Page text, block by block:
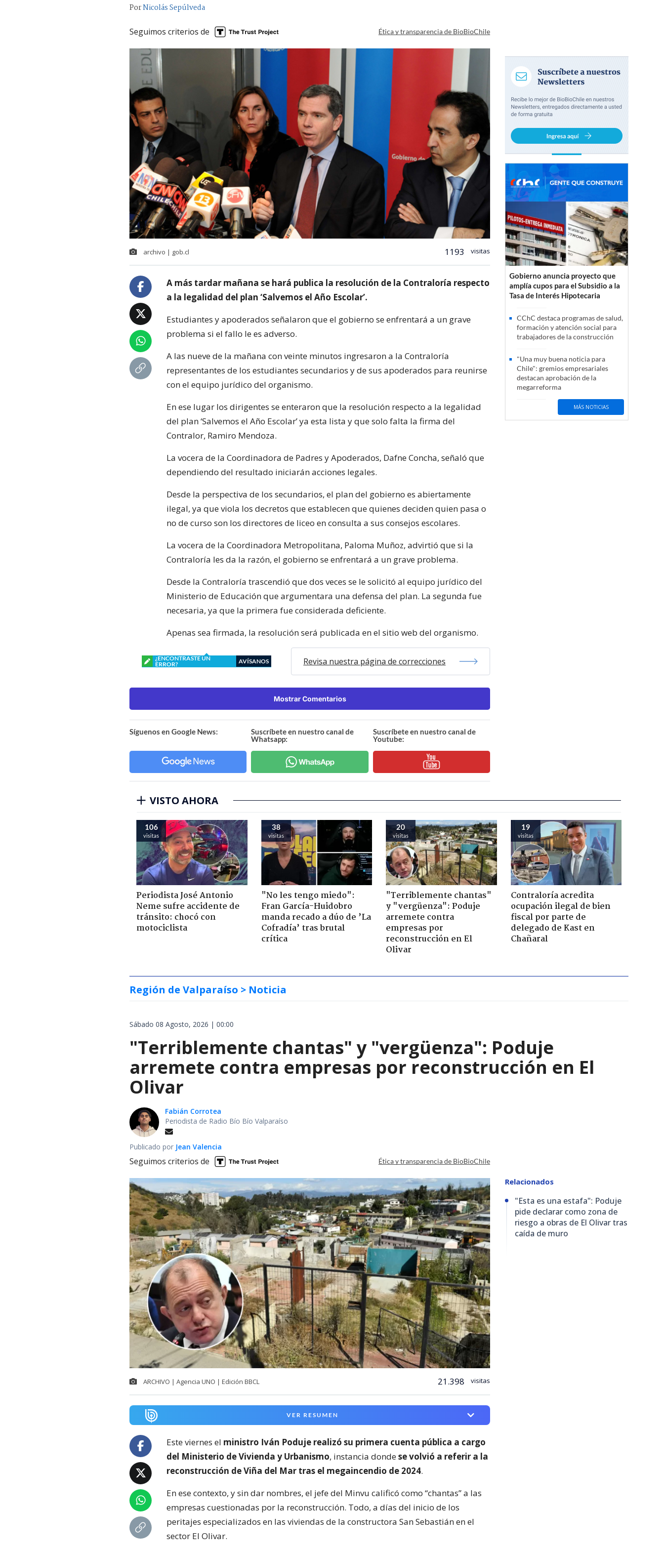
PorNicolás Sepúlveda
Seguimos criterios de Ética y transparencia de BioBioChile
archivo | gob.cl 1193 visitas
A más tardar mañana se hará publica la resolución de la Contraloría respecto
a la legalidad del plan ‘Salvemos el Año Escolar’.
Estudiantes y apoderados señalaron que el gobierno se enfrentará a un grave
problema si el fallo le es adverso.
A las nueve de la mañana con veinte minutos ingresaron a la Contraloría
representantes de los estudiantes secundarios y de sus apoderados para reunirse
con el equipo jurídico del organismo.
En ese lugar los dirigentes se enteraron que la resolución respecto a la legalidad
del plan ‘Salvemos el Año Escolar’ ya esta lista y que solo falta la firma del
Contralor, Ramiro Mendoza.
La vocera de la Coordinadora de Padres y Apoderados, Dafne Concha, señaló que
dependiendo del resultado iniciarán acciones legales.
Desde la perspectiva de los secundarios, el plan del gobierno es abiertamente
ilegal, ya que viola los decretos que establecen que quienes deciden quien pasa o
no de curso son los directores de liceo en consulta a sus consejos escolares.
La vocera de la Coordinadora Metropolitana, Paloma Muñoz, advirtió que si la
Contraloría les da la razón, el gobierno se enfrentará a un grave problema.
Desde la Contraloría trascendió que dos veces se le solicitó al equipo jurídico del
Ministerio de Educación que argumentara una defensa del plan. La segunda fue
necesaria, ya que la primera fue considerada deficiente.
Apenas sea firmada, la resolución será publicada en el sitio web del organismo.
¿ENCONTRASTE UN
ERROR?
AVÍSANOS Revisa nuestra página de correcciones
Mostrar Comentarios
Síguenos en Google News:
Suscríbete en nuestro canal de
Whatsapp:
Suscríbete en nuestro canal de
Youtube:
Gobierno anuncia proyecto que
amplía cupos para el Subsidio a la
Tasa de Interés Hipotecaria
CChC destaca programas de salud,
formación y atención social para
trabajadores de la construcción
"Una muy buena noticia para
Chile": gremios empresariales
destacan aprobación de la
megarreforma
MÁS NOTICIAS
VISTO AHORA
106
visitas
Periodista José Antonio
Neme sufre accidente de
tránsito: chocó con
motociclista
38
visitas
"No les tengo miedo":
Fran García-Huidobro
manda recado a dúo de ’La
Cofradía’ tras brutal
crítica
20
visitas
"Terriblemente chantas"
y "vergüenza": Poduje
arremete contra
empresas por
reconstrucción en El
Olivar
19
visitas
Contraloría acredita
ocupación ilegal de bien
fiscal por parte de
delegado de Kast en
Chañaral
Región de Valparaíso > Noticia
Sábado 08 Agosto, 2026 | 00:00
"Terriblemente chantas" y "vergüenza": Poduje
arremete contra empresas por reconstrucción en El
Olivar
Fabián Corrotea
Periodista de Radio Bío Bío Valparaíso
Publicado por Jean Valencia
Seguimos criterios de Ética y transparencia de BioBioChile
ARCHIVO | Agencia UNO | Edición BBCL 21.398 visitas
VER RESUMEN
Este viernes el ministro Iván Poduje realizó su primera cuenta pública a cargo
del Ministerio de Vivienda y Urbanismo, instancia dondese volvió a referir a la
reconstrucción de Viña del Mar tras el megaincendio de 2024.
En ese contexto, y sin dar nombres, el jefe del Minvu calificó como “chantas” a las
empresas cuestionadas por la reconstrucción. Todo, a días del inicio de los
peritajes especializados en las viviendas de la constructora San Sebastián en el
sector El Olivar.
Relacionados
"Esta es una estafa": Poduje
pide declarar como zona de
riesgo a obras de El Olivar tras
caída de muro